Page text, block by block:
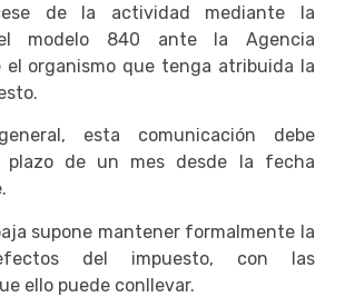
de la actividad mediante la
modelo 840 ante la Agencia
el organismo que tenga atribuida la
esta comunicación debe
plazo de un mes desde la fecha
supone mantener formalmente la
del impuesto, con las
ello puede conllevar.